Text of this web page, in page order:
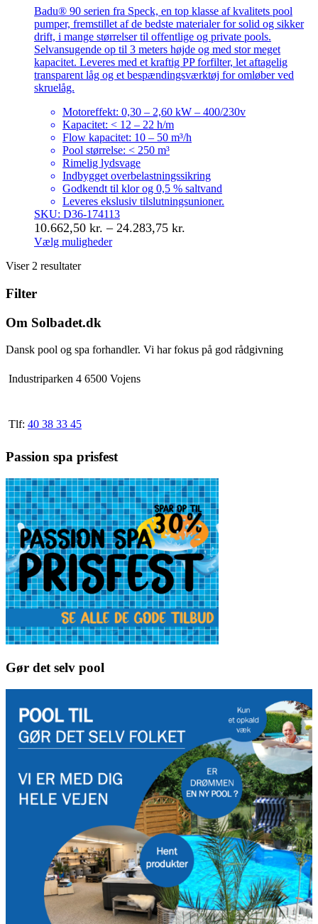
Badu® 90 serien fra Speck, en top klasse af kvalitets pool
pumper, fremstillet af de bedste materialer for solid og sikker
drift, i mange størrelser til offentlige og private pools.
Selvansugende op til 3 meters højde og med stor meget
kapacitet. Leveres med et kraftig PP forfilter, let aftagelig
transparent låg og et bespændingsværktøj for omløber ved
skruelåg.
Motoreffekt: 0,30 – 2,60 kW – 400/230v
Kapacitet: < 12 – 22 h/m
Flow kapacitet: 10 – 50 m³/h
Pool størrelse: < 250 m³
Rimelig lydsvage
Indbygget overbelastningssikring
Godkendt til klor og 0,5 % saltvand
Leveres ekslusiv tilslutningsunioner.
SKU: D36-174113
10.662,50 kr. – 24.283,75 kr.
Vælg muligheder
vare
flere
Mulighederne
kan
vælges
på
Viser 2 resultater
Filter
Om Solbadet.dk
Dansk pool og spa forhandler. Vi har fokus på god rådgivning
Industriparken 4 6500 Vojens
Tlf: 40 38 33 45
Passion spa prisfest
Gør det selv pool